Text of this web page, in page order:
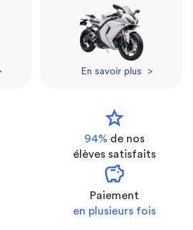
En savoir plus >
star
94% de nos
élèves satisfaits
savings
Paiement
en plusieurs fois